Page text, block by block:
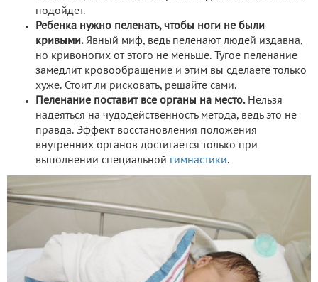
подойдет.
Ребенка нужно пеленать, чтобы ноги не были
кривыми.Явный миф, ведь пеленают людей издавна,
но кривоногих от этого не меньше. Тугое пеленание
замедлит кровообращение и этим вы сделаете только
хуже. Стоит ли рисковать, решайте сами.
Пеленание поставит все органы на место. Нельзя
надеяться на чудодейственность метода, ведь это не
правда. Эффект восстановления положения
внутренних органов достигается только при
выполнении специальной гимнастики.